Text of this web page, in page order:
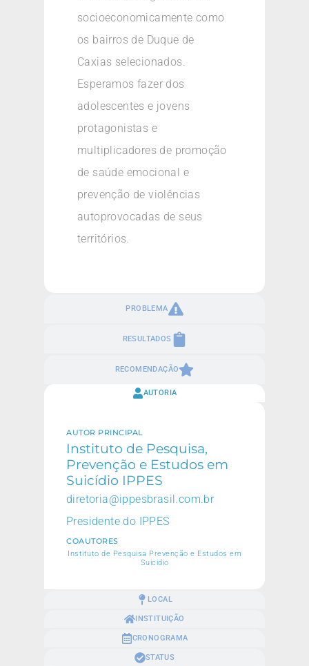
PROBLEMA
RESULTADOS
RECOMENDAÇÃO
socioeconomicamente como
os bairros de Duque de
Caxias selecionados.
Esperamos fazer dos
adolescentes e jovens
protagonistas e
multiplicadores de promoção
de saúde emocional e
prevenção de violências
autoprovocadas de seus
territórios.
AUTORIA
LOCAL
INSTITUIÇÃO
CRONOGRAMA
STATUS
AUTOR PRINCIPAL
Instituto de Pesquisa,
Prevenção e Estudos em
Suicídio IPPES
diretoria@ippesbrasil.com.br
Presidente do IPPES
COAUTORES
Instituto de Pesquisa Prevenção e Estudos em
Suicidio